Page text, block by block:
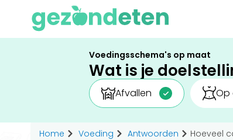
Voedingsschema's op maat
Wat is je
Afvallen Op
Home Voeding Antwoorden Hoeveel